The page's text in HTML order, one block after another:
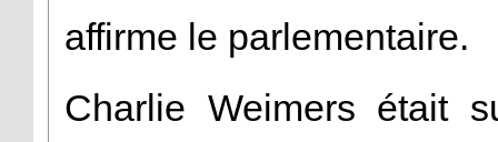
affirme le parlementaire.
Charlie Weimers était